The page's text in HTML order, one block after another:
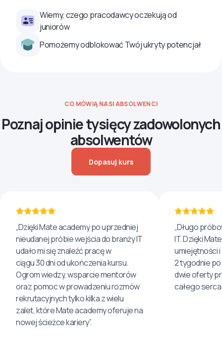
Wiemy, czego pracodawcy oczekują od
juniorów
Pomożemy odblokować Twój ukryty potencjał
CO MÓWIĄ NASI ABSOLWENCI
Poznaj opinie tysięcy zadowolonych
absolwentów
Dopasuj kurs
„Dzięki Mate academy po uprzedniej
nieudanej próbie wejścia do branży IT
udało mi się znaleźć pracę w
ciągu 30 dni od ukończenia kursu.
Ogrom wiedzy, wsparcie mentorów
oraz pomoc w prowadzeniu rozmów
rekrutacyjnych tylko kilka z wielu
zalet, które Mate academy oferuje na
nowej ścieżce kariery”.
„Długo
IT. Dzięki
umiejętności
2 tygodnie
dwie oferty
całego serca